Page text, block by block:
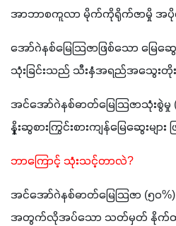
အာဘာစကူလာ မိုက်ကိုရိုက်ဇာမှို အပိုင်
အော်ဂဲနစ်မြေသြဇာဖြစ်သော မြေဆွေ
သုံးခြင်းသည် သီးနှံအရည်အသွေးတို
အင်အော်ဂဲနစ်ဓာတ်မြေသြဇာသုံးစွဲမှု
နှိုးဆွစားကြွင်းစားကျန်မြေဆွေးမျာ
ဘာကြောင့် သုံးသင့်တာလဲ?
အင်အော်ဂဲနစ်ဓာတ်မြေသြဇာ (၅ဝ%)
အတွက်လိုအပ်သော သတ်မှတ် နိုက်ထရိုဂျ